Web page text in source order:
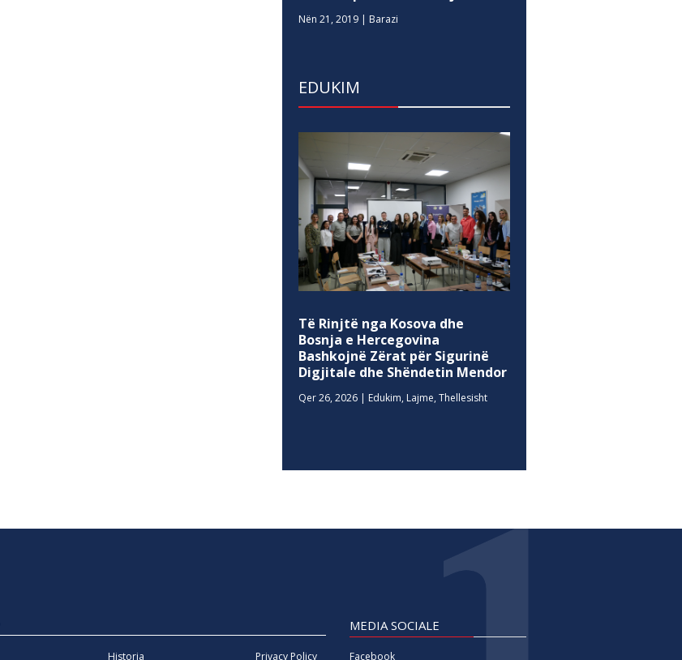
Nën 21, 2019 | Barazi
EDUKIM
Të Rinjtë nga Kosova dhe
Bosnja e Hercegovina
Bashkojnë Zërat për Sigurinë
Digjitale dhe Shëndetin Mendor
Qer 26, 2026 | Edukim, Lajme,Thellesisht
Historia Privacy Policy
MEDIA SOCIALE
Facebook